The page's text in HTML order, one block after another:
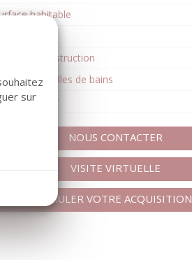
habitable
Année de construction
de salles de bains
séjour
NOUS CONTACTER
VISITE VIRTUELLE
SIMULER VOTRE ACQUISITION
sur